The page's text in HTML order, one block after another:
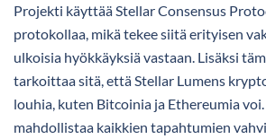
Projekti käyttää Stellar Consensus
protokollaa, mikä tekee siitä erityisen
ulkoisia hyökkäyksiä vastaan. Lisäksi
tarkoittaa sitä, että Stellar Lumens
louhia, kuten Bitcoinia ja Ethereumia
mahdollistaa kaikkien tapahtumien